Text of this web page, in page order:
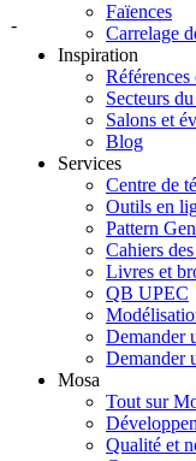
-
Faïences
Carrelage
Inspiration
Références
Secteurs
Salons et
Blog
Services
Centre de
Outils en
Pattern
Cahiers
Livres et
QB UPEC
Demander
Demander
Mosa
Tout sur
Qualité et